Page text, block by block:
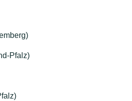
Pfalz)